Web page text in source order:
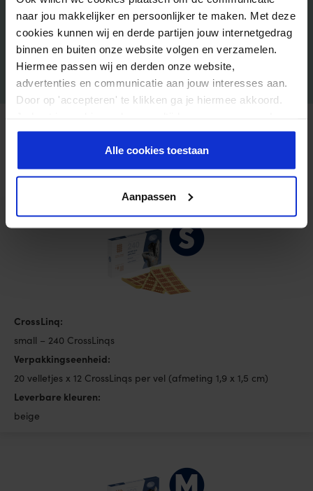
naar jou makkelijker en persoonlijker te maken. Met deze
cookies kunnen wij en derde partijen jouw internetgedrag
binnen en buiten onze website volgen en verzamelen.
Hiermee passen wij en derden onze website,
advertenties en communicatie aan jouw interesses aan.
Door op 'accepteren' te klikken ga je hiermee akkoord.
er meer over in onsprivacy beleid.
Alle cookies toestaan
Aanpassen
Triggerpoints
Pijnbehandeling van fybromyalgie patiënten
Littekens
Activeren van lymfestations
CrossLinq Productassortiment
CrossLinqs zijn verpakt per 20 velletjes in een doosje en
verkrijgbaar in 3 afmetingen:
CrossLinq:
small – 240 CrossLinqs
Verpakkingseenheid:
20 velletjes x 12 CrossLinqs per vel (afmeting 1,9 x 1,5 cm)
Leverbare kleuren:
beige